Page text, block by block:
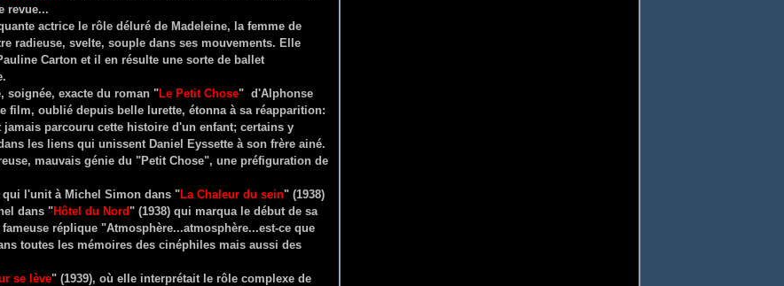
revue...
actrice le rôle déluré de Madeleine, la femme de
radieuse, svelte, souple dans ses mouvements. Elle
Carton et il en résulte une sorte de ballet
soignée, exacte du roman "Le Petit Chose" d'Alphonse
film, oublié depuis belle lurette, étonna à sa réapparition:
parcouru cette histoire d'un enfant; certains y
les liens qui unissent Daniel Eyssette à son frère ainé.
mauvais génie du "Petit Chose", une préfiguration de
qui l'unit à Michel Simon dans "La Chaleur du sein" (1938)
dans "Hôtel du Nord " (1938) qui marqua le début de sa
réplique "Atmosphère...atmosphère...est-ce que
toutes les mémoires des cinéphiles mais aussi des
se lève" (1939), où elle interprétait le rôle complexe de